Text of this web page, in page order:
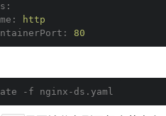
http
80
-f nginx-ds.yaml